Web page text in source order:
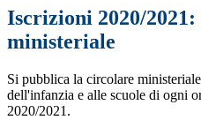
Iscrizioni 2020/
ministeriale
Si pubblica la circolare
dell'infanzia e alle scuole di ogni
2020/2021.